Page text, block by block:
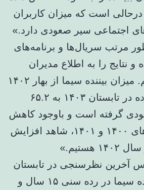
است که میزان کاربران
اجتماعی سیر صعودی دارد.»
مرتب سریال‌ها و برنامه‌های
نتایج را به اطلاع مدیران
مربوط می‌رسانیم. میزان بیننده سیما از بهار ۱۴۰۲
که ۵۹.۷ درصد بوده در تابستان ۱۴۰۳ به ۶۵.۲
گرفته است و باوجود کاهش
مخاطب در سال‌های ۱۴۰۰ و ۱۴۰۱، شاهد افزایش
آخرین نظرسنجی در تابستان
۱۴۰۳، میزان بیننده سیما در رده سنی ۱۵ سال و